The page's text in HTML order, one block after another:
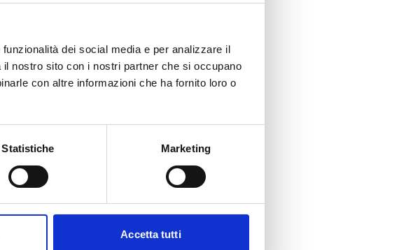
dei social media e per analizzare il
nostro sito con i nostri partner che si occupano
con altre informazioni che ha fornito loro o
Statistiche Marketing
Accetta tutti